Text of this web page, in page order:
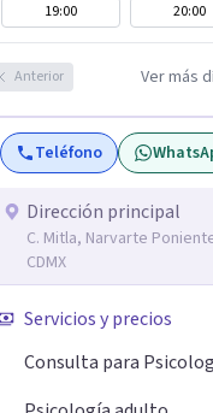
19:00
20:00
Anterior Ver más
Teléfono
Dirección principal
C. Mitla, Narvarte
CDMX
Servicios y precios
Consulta para